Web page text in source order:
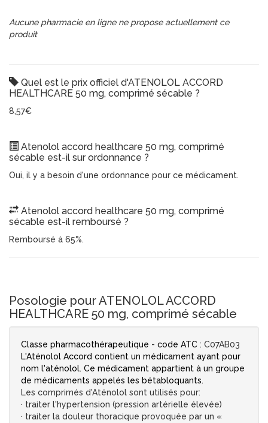
Aucune pharmacie en ligne ne propose actuellement ce
produit
Quel est le prix officiel d'ATENOLOL ACCORD
HEALTHCARE 50 mg, comprimé sécable ?
8,57€
Atenolol accord healthcare 50 mg, comprimé
sécable est-il sur ordonnance ?
Oui, il y a besoin d'une ordonnance pour ce médicament.
Atenolol accord healthcare 50 mg, comprimé
sécable est-il remboursé ?
Remboursé à 65%.
Posologie pour ATENOLOL ACCORD
HEALTHCARE 50 mg, comprimé sécable
Classe pharmacothérapeutique - code ATC : C07AB03
L'Aténolol Accord contient un médicament ayant pour
nom l'aténolol. Ce médicament appartient à un groupe
de médicaments appelés les bétabloquants.
Les comprimés d'Aténolol sont utilisés pour:
· traiter l'hypertension (pression artérielle élevée)
· traiter la douleur thoracique provoquée par un «